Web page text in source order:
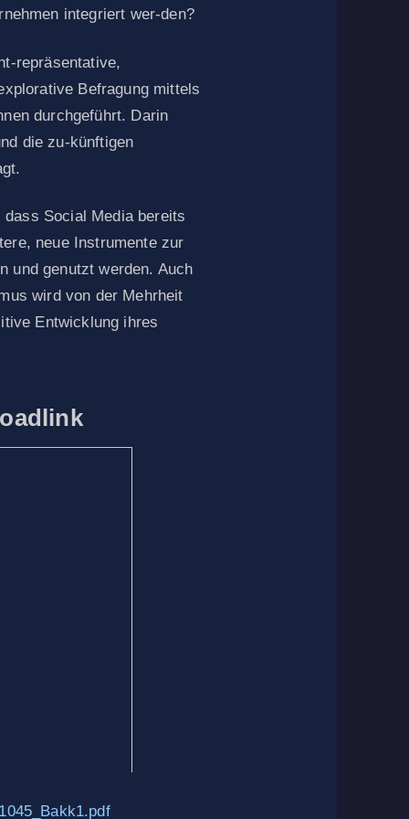
integriert wer-den?
repräsentative,
Befragung mittels
durchgeführt. Darin
die zu-künftigen
Social Media bereits
neue Instrumente zur
und genutzt werden. Auch
wird von der Mehrheit
Entwicklung ihres